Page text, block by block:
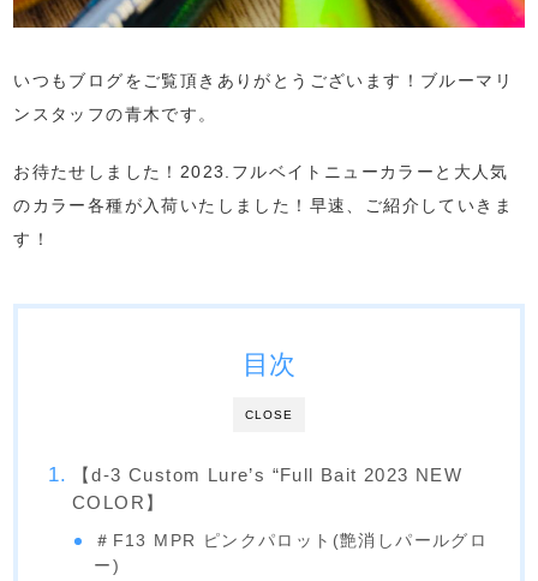
いつもブログをご覧頂きありがとうございます！ブルーマリ
ンスタッフの青木です。
お待たせしました！2023.フルベイトニューカラーと大人気
のカラー各種が入荷いたしました！早速、ご紹介していきま
す！
CLOSE
目次
【d-3 Custom Lure’s “Full Bait 2023 NEW
COLOR】
＃F13 MPR ピンクパロット(艶消しパールグロ
ー)